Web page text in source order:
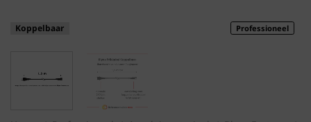
Professioneel
Koppelbaar